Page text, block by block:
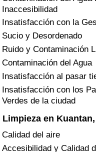
Inaccesibilidad
Insatisfacción con la
Sucio y Desordenado
Ruido y Contaminación
Contaminación del Agua
Insatisfacción al pasar
Insatisfacción con los
Verdes de la ciudad
Limpieza en
Calidad del aire
Accesibilidad y Calidad
Índice de criminalidad
Sanidad
Índice de Sanidad
Índice de Sanidad
Índice de Sanidad por